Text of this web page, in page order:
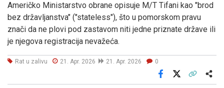
Američko Ministarstvo obrane opisuje M/T Tifani kao "brod
bez državljanstva" ("stateless"), što u pomorskom pravu
znači da ne plovi pod zastavom niti jedne priznate države ili
je njegova registracija nevažeća.
Rat u zalivu 21. Apr. 2026 21. Apr. 2026 0
Facebook